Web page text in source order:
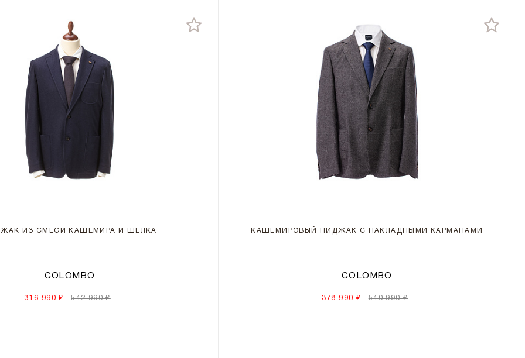
ИЗ СМЕСИ КАШЕМИРА И ШЕЛКА
COLOMBO
316 990 ₽ 542 990 ₽
КАШЕМИРОВЫЙ ПИДЖАК С НАКЛАДНЫМИ КАРМАНАМИ
COLOMBO
378 990 ₽ 540 990 ₽